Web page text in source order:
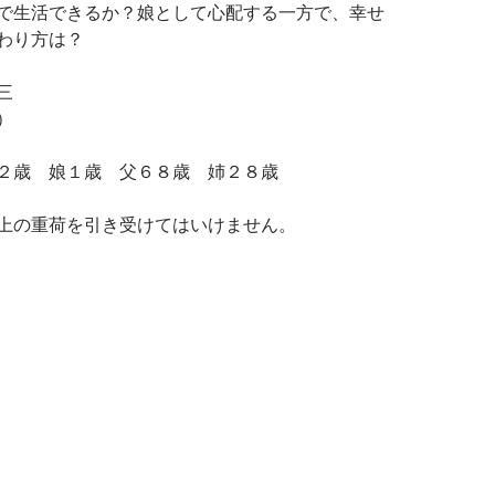
生活できるか？娘として心配する一方で、幸せ
り方は？
歳 娘１歳 父６８歳 姉２８歳
重荷を引き受けてはいけません。